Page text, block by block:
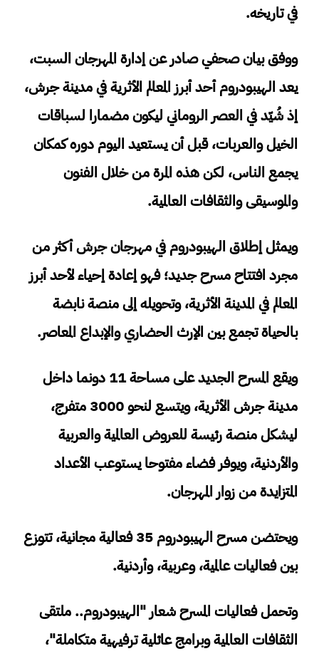
في تاريخه.
ووفق بيان صحفي صادر عن إدارة المهرجان السبت،
يعد الهيبودروم أحد أبرز المعالم الأثرية في مدينة جرش،
إذ شُيّد في العصر الروماني ليكون مضمارا لسباقات
الخيل والعربات، قبل أن يستعيد اليوم دوره كمكان
يجمع الناس، لكن هذه المرة من خلال الفنون
والموسيقى والثقافات العالمية.
ويمثل إطلاق الهيبودروم في مهرجان جرش أكثر من
مجرد افتتاح مسرح جديد؛ فهو إعادة إحياء لأحد أبرز
المعالم في المدينة الأثرية، وتحويله إلى منصة نابضة
بالحياة تجمع بين الإرث الحضاري والإبداع المعاصر.
ويقع المسرح الجديد على مساحة 11 دونما داخل
مدينة جرش الأثرية، ويتسع لنحو 3000 متفرج،
ليشكل منصة رئيسة للعروض العالمية والعربية
والأردنية، ويوفر فضاء مفتوحا يستوعب الأعداد
المتزايدة من زوار المهرجان.
ويحتضن مسرح الهيبودروم 35 فعالية مجانية، تتوزع
بين فعاليات عالمية، وعربية، وأردنية.
وتحمل فعاليات المسرح شعار "الهيبودروم.. ملتقى
الثقافات العالمية وبرامج عائلية ترفيهية متكاملة"،